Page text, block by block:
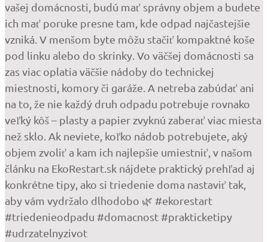
vašej domácnosti, budú mať správny objem a budete
ich mať poruke presne tam, kde odpad najčastejšie
vzniká. V menšom byte môžu stačiť kompaktné koše
pod linku alebo do skrinky. Vo väčšej domácnosti sa
zas viac oplatia väčšie nádoby do technickej
miestnosti, komory či garáže. A netreba zabúdať ani
na to, že nie každý druh odpadu potrebuje rovnako
veľký kôš – plasty a papier zvyknú zaberať viac miesta
než sklo. Ak neviete, koľko nádob potrebujete, aký
objem zvoliť a kam ich najlepšie umiestniť, v našom
článku na EkoRestart.sk nájdete praktický prehľad aj
konkrétne tipy, ako si triedenie doma nastaviť tak,
aby vám vydržalo dlhodobo 🌿 #ekorestart
#triedenieodpadu #domacnost #prakticketipy
#udrzatelnyzivot